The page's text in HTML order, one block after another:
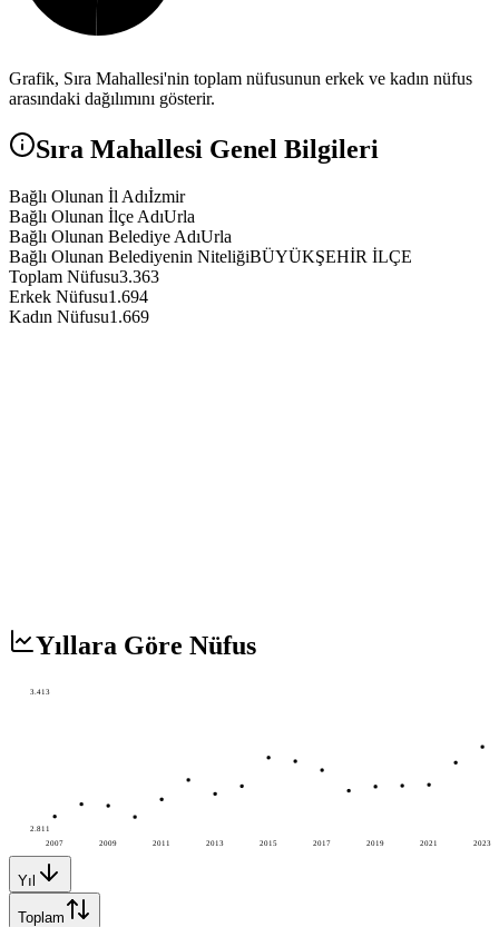
Grafik, Sıra Mahallesi'nin toplam nüfusunun erkek ve kadın nüfus
arasındaki dağılımını gösterir.
Sıra Mahallesi Genel Bilgileri
Bağlı Olunan İl Adıİzmir
Bağlı Olunan İlçe AdıUrla
Bağlı Olunan Belediye AdıUrla
Bağlı Olunan Belediyenin NiteliğiBÜYÜKŞEHİR İLÇE
Toplam Nüfusu3.363
Erkek Nüfusu1.694
Kadın Nüfusu1.669
Yıllara Göre Nüfus
2007 2009 2011 2013 2015 2017 2019 2021 2023
3.413
2.811
Yıl
Toplam